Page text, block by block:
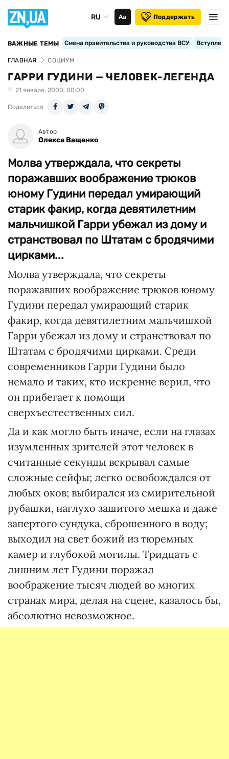
RU Аа Поддержать
ВАЖНЫЕ ТЕМЫ Смена правительства и руководства ВСУ
ГЛАВНАЯ СОЦИУМ
ГАРРИ ГУДИНИ — ЧЕЛОВЕК-ЛЕГЕНДА
21 января, 2000, 00:00
Поделиться
Автор
Олекса Ващенко
Молва утверждала, что секреты
поражавших воображение трюков
юному Гудини передал умирающий
старик факир, когда девятилетним
мальчишкой Гарри убежал из дому и
странствовал по Штатам с бродячими
цирками...
Молва утверждала, что секреты
поражавших воображение трюков юному
Гудини передал умирающий старик
факир, когда девятилетним мальчишкой
Гарри убежал из дому и странствовал по
Штатам с бродячими цирками. Среди
современников Гарри Гудини было
немало и таких, кто искренне верил, что
он прибегает к помощи
сверхъестественных сил.
Да и как могло быть иначе, если на глазах
изумленных зрителей этот человек в
считанные секунды вскрывал самые
сложные сейфы; легко освобождался от
любых оков; выбирался из смирительной
рубашки, наглухо зашитого мешка и даже
запертого сундука, сброшенного в воду;
выходил на свет божий из тюремных
камер и глубокой могилы. Тридцать с
лишним лет Гудини поражал
воображение тысяч людей во многих
странах мира, делая на сцене, казалось бы,
абсолютно невозможное.